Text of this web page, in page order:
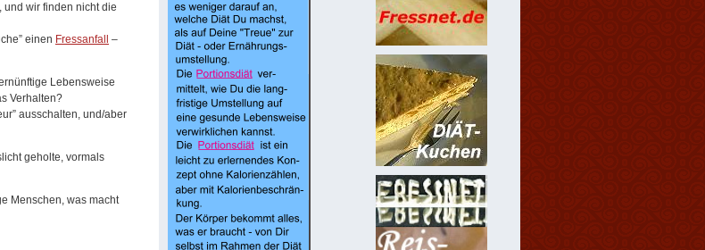
und wir finden nicht die
einen Fressanfall
–
Lebensweise
Verhalten?
ausschalten, und/aber
geholte, vormals
Menschen, was macht